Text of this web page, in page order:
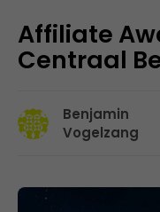
Affiliate
Centraal
Benjamin
Vogelzang